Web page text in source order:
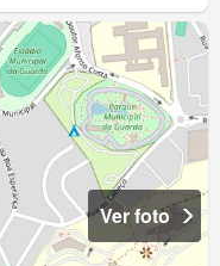
Ver foto